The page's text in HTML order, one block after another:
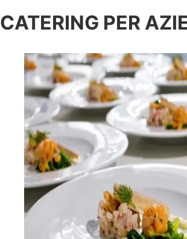
CATERING PER